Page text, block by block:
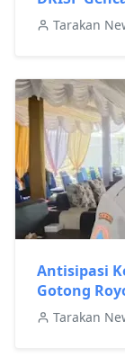
Tarakan
Antisipasi
Gotong
Tarakan